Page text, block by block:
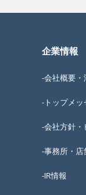
企業情報
-会社概要・
-トップメッ
-会社方針・
-事務所・店
-IR情報